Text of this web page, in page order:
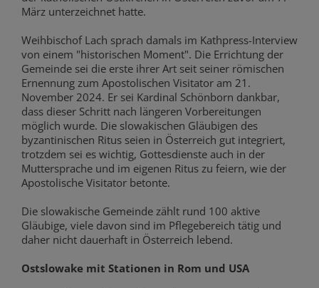
März unterzeichnet hatte.
Weihbischof Lach sprach damals im Kathpress-Interview
von einem "historischen Moment". Die Errichtung der
Gemeinde sei die erste ihrer Art seit seiner römischen
Ernennung zum Apostolischen Visitator am 21.
November 2024. Er sei Kardinal Schönborn dankbar,
dass dieser Schritt nach längeren Vorbereitungen
möglich wurde. Die slowakischen Gläubigen des
byzantinischen Ritus seien in Österreich gut integriert,
trotzdem sei es wichtig, Gottesdienste auch in der
Muttersprache und im eigenen Ritus zu feiern, wie der
Apostolische Visitator betonte.
Die slowakische Gemeinde zählt rund 100 aktive
Gläubige, viele davon sind im Pflegebereich tätig und
daher nicht dauerhaft in Österreich lebend.
Ostslowake mit Stationen in Rom und USA